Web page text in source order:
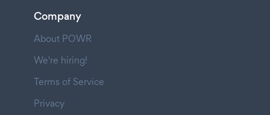
Company
About POWR
We're hiring!
Terms of Service
Privacy